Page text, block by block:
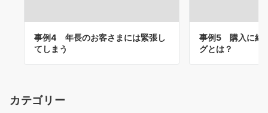
事例4 年長のお客さまには緊張し
てしまう
事例5 購入に結
グとは？
カテゴリー